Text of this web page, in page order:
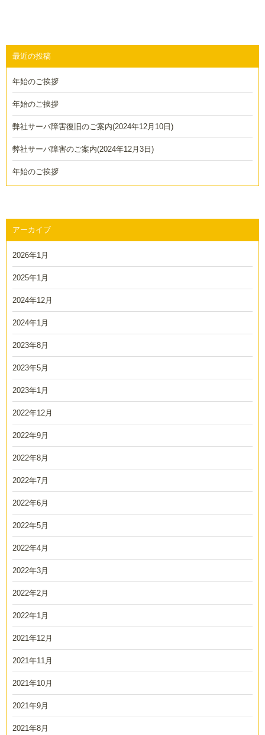
最近の投稿
年始のご挨拶
年始のご挨拶
弊社サーバ障害復旧のご案内(2024年12月10日)
弊社サーバ障害のご案内(2024年12月3日)
年始のご挨拶
アーカイブ
2026年1月
2025年1月
2024年12月
2024年1月
2023年8月
2023年5月
2023年1月
2022年12月
2022年9月
2022年8月
2022年7月
2022年6月
2022年5月
2022年4月
2022年3月
2022年2月
2022年1月
2021年12月
2021年11月
2021年10月
2021年9月
2021年8月